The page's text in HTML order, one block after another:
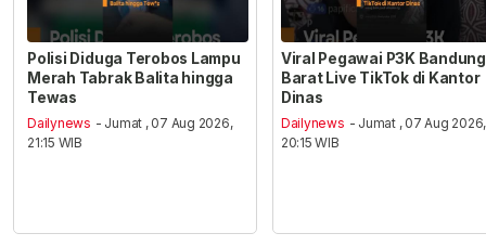
Polisi Diduga Terobos Lampu
Merah Tabrak Balita hingga
Tewas
Dailynews - Jumat , 07 Aug 2026,
21:15 WIB
Viral Pegawai P3K Bandung
Barat Live TikTok di Kantor
Dinas
Dailynews - Jumat , 07 Aug 2026,
20:15 WIB